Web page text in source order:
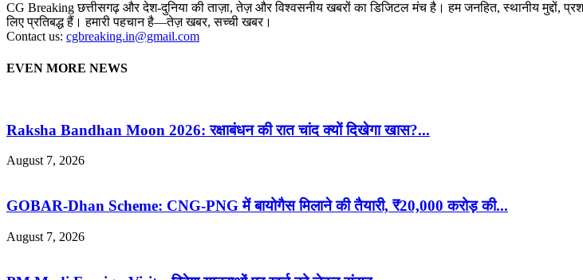
CG Breaking छत्तीसगढ़ और देश-दुनिया की ताज़ा, तेज़ और विश्वसनीय खबरों का डिजिटल मंच है। हम जनहित, स्थानीय मुद्दों,
लिए प्रतिबद्ध हैं। हमारी पहचान है—तेज़ खबर, सच्ची खबर।
Contact us: cgbreaking.in@gmail.com
EVEN MORE NEWS
Raksha Bandhan Moon 2026: रक्षाबंधन की रात चांद क्यों दिखेगा खास?...
August 7, 2026
GOBAR-Dhan Scheme: CNG-PNG में बायोगैस मिलाने की तैयारी, ₹20,000 करोड़ की...
August 7, 2026